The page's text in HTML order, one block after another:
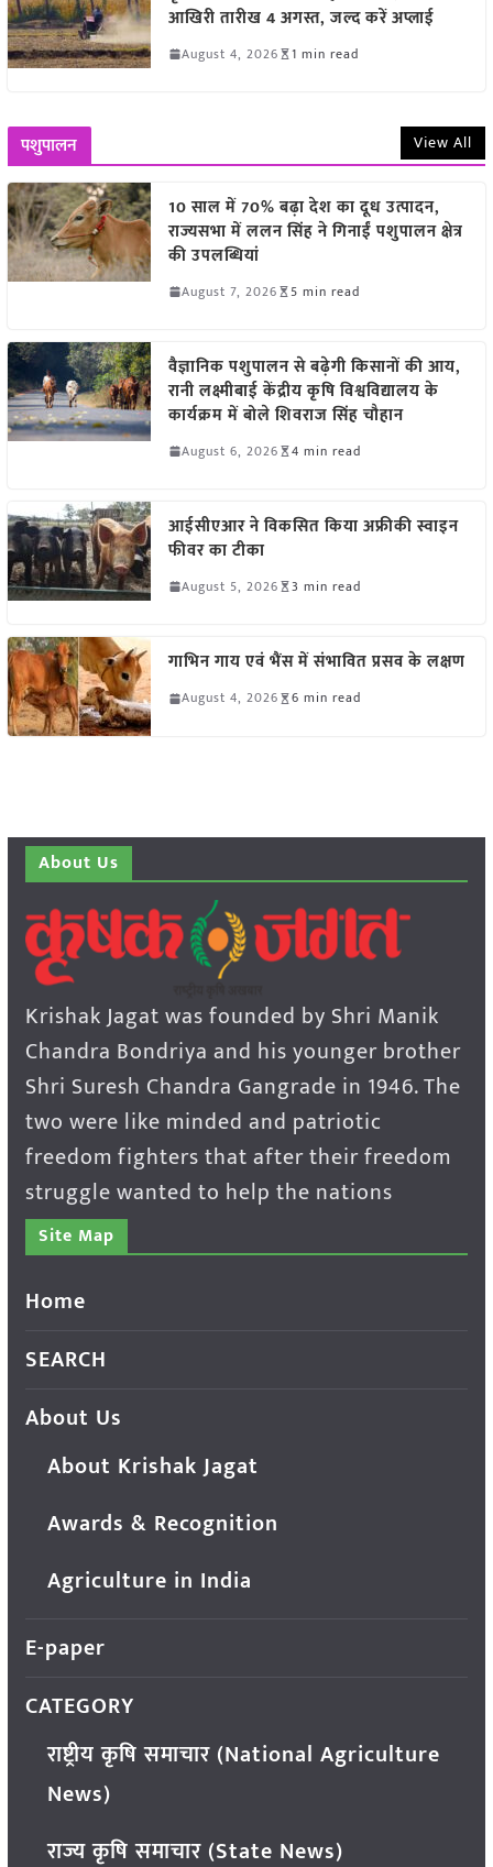
आखिरी तारीख 4 अगस्त, जल्द करें अप्लाई
August 4, 2026 1 min read
पशुपालन View All
10 साल में 70% बढ़ा देश का दूध उत्पादन,
राज्यसभा में ललन सिंह ने गिनाईं पशुपालन क्षेत्र
की उपलब्धियां
August 7, 2026 5 min read
वैज्ञानिक पशुपालन से बढ़ेगी किसानों की आय,
रानी लक्ष्मीबाई केंद्रीय कृषि विश्वविद्यालय के
कार्यक्रम में बोले शिवराज सिंह चौहान
August 6, 2026 4 min read
आईसीएआर ने विकसित किया अफ्रीकी स्वाइन
फीवर का टीका
August 5, 2026 3 min read
गाभिन गाय एवं भैंस में संभावित प्रसव के लक्षण
August 4, 2026 6 min read
About Us
Krishak Jagat was founded by Shri Manik
Chandra Bondriya and his younger brother
Shri Suresh Chandra Gangrade in 1946. The
two were like minded and patriotic
freedom fighters that after their freedom
struggle wanted to help the nations
Site Map
Home
SEARCH
About Us
About Krishak Jagat
Awards & Recognition
Agriculture in India
E-paper
CATEGORY
राष्ट्रीय कृषि समाचार (National Agriculture
News)
राज्य कृषि समाचार (State News)